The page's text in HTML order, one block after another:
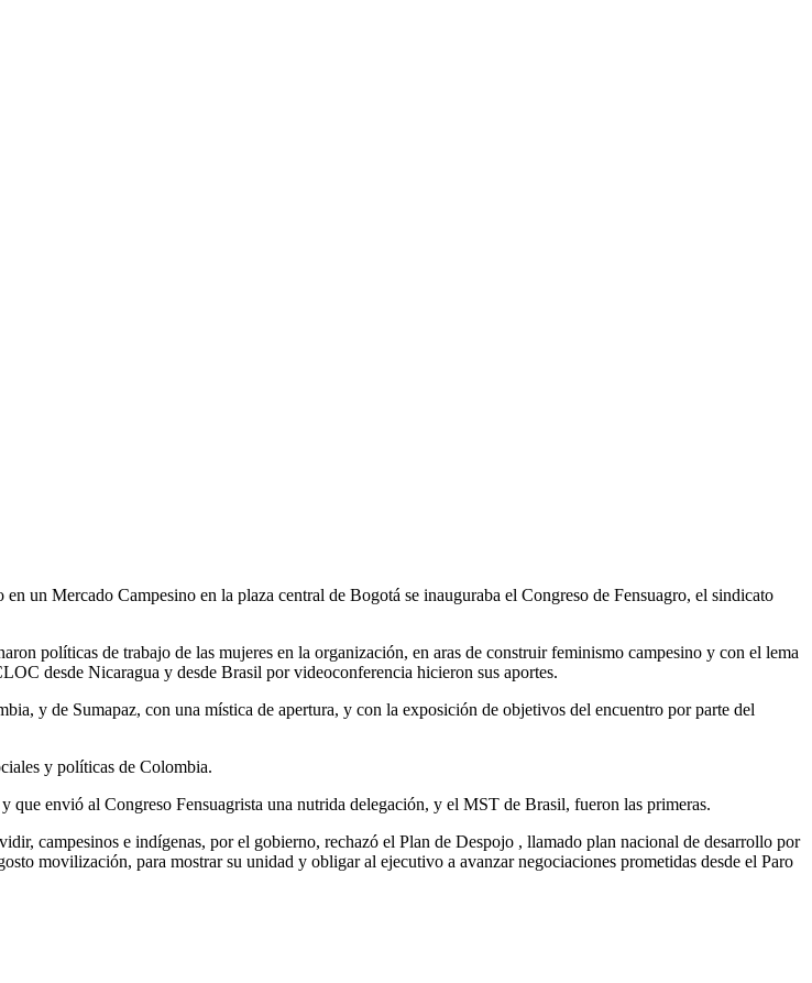
un Mercado Campesino en la plaza central de Bogotá se inauguraba el Congreso de Fensuagro, el sindicato
políticas de trabajo de las mujeres en la organización, en aras de construir feminismo campesino y con el lema
desde Nicaragua y desde Brasil por videoconferencia hicieron sus aportes.
y de Sumapaz, con una mística de apertura, y con la exposición de objetivos del encuentro por parte del
y políticas de Colombia.
envió al Congreso Fensuagrista una nutrida delegación, y el MST de Brasil, fueron las primeras.
campesinos e indígenas, por el gobierno, rechazó el Plan de Despojo , llamado plan nacional de desarrollo por
movilización, para mostrar su unidad y obligar al ejecutivo a avanzar negociaciones prometidas desde el Paro